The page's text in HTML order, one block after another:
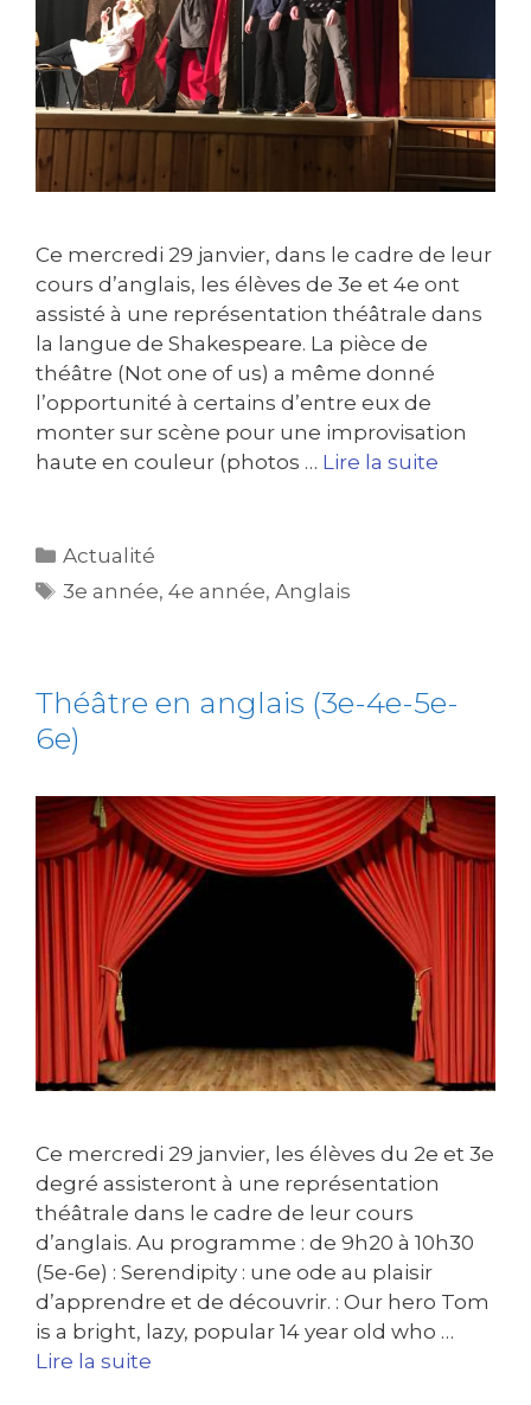
Ce mercredi 29 janvier, dans le cadre de leur
cours d’anglais, les élèves de 3e et 4e ont
assisté à une représentation théâtrale dans
la langue de Shakespeare. La pièce de
théâtre (Not one of us) a même donné
l’opportunité à certains d’entre eux de
monter sur scène pour une improvisation
haute en couleur (photos … Lire la suite
Actualité
3e année,4e année,Anglais
Théâtre en anglais (3e-4e-5e-
6e)
Ce mercredi 29 janvier, les élèves du 2e et 3e
degré assisteront à une représentation
théâtrale dans le cadre de leur cours
d’anglais. Au programme : de 9h20 à 10h30
(5e-6e) : Serendipity : une ode au plaisir
d’apprendre et de découvrir. : Our hero Tom
is a bright, lazy, popular 14 year old who …
Lire la suite